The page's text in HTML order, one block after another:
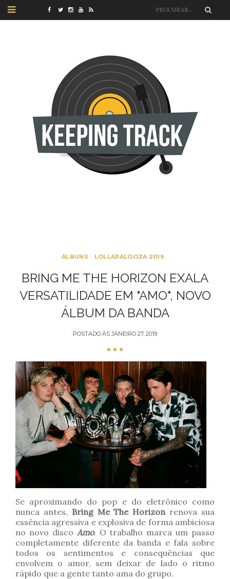
ÁLBUNS LOLLAPALOOZA 2019
BRING ME THE HORIZON EXALA
VERSATILIDADE EM "AMO", NOVO
ÁLBUM DA BANDA
POSTADO ÀSJANEIRO 27, 2019
Se aproximando do pop e do eletrônico como
nunca antes, Bring Me The Horizon renova sua
essência agressiva e explosiva de forma ambiciosa
no novo disco Amo. O trabalho marca um passo
completamente diferente da banda e fala sobre
todos os sentimentos e consequências que
envolvem o amor, sem deixar de lado o ritmo
rápido que a gente tanto ama do grupo.